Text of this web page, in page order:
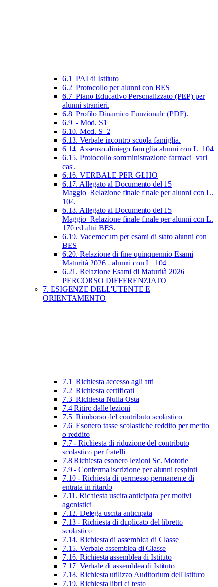
6.1. PAI di Istituto
6.2. Protocollo per alunni con BES
6.7. Piano Educativo Personalizzato (PEP) per
alunni stranieri.
6.8. Profilo Dinamico Funzionale (PDF).
6.9. - Mod. S1
6.10. Mod. S_2
6.13. Verbale incontro scuola famiglia.
6.14. Assenso-diniego famiglia alunni con L. 104
6.15. Protocollo somministrazione farmaci_vari
casi.
6.16. VERBALE PER GLHO
6.17. Allegato al Documento del 15
Maggio_Relazione finale finale per alunni con L.
104.
6.18. Allegato al Documento del 15
Maggio_Relazione finale finale per alunni con L.
170 ed altri BES.
6.19. Vademecum per esami di stato alunni con
BES
6.20. Relazione di fine quinquennio Esami
Maturità 2026 - alunni con L. 104
6.21. Relazione Esami di Maturità 2026
PERCORSO DIFFERENZIATO
7. ESIGENZE DELL'UTENTE E
ORIENTAMENTO
7.1. Richiesta accesso agli atti
7.2. Richiesta certificati
7.3. Richiesta Nulla Osta
7.4 Ritiro dalle lezioni
7.5. Rimborso del contributo scolastico
7.6. Esonero tasse scolastiche reddito per merito
o reddito
7.7 - Richiesta di riduzione del contributo
scolastico per fratelli
7.8 Richiesta esonero lezioni Sc. Motorie
7.9 - Conferma iscrizione per alunni respinti
7.10 - Richiesta di permesso permanente di
entrata in ritardo
7.11. Richiesta uscita anticipata per motivi
agonistici
7.12. Delega uscita anticipata
7.13 - Richiesta di duplicato del libretto
scolastico
7.14. Richiesta di assemblea di Classe
7.15. Verbale assemblea di Classe
7.16. Richiesta assemblea di Istituto
7.17. Verbale di assemblea di Istituto
7.18. Richiesta utilizzo Auditorium dell'Istituto
7.19. Richiesta libri di testo